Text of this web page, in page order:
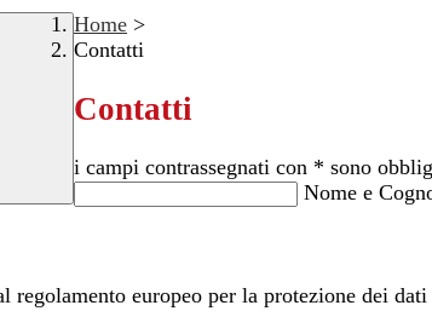
Home >
Contatti
Contatti
i campi contrassegnati con * sono
Nome e
europeo per la protezione dei